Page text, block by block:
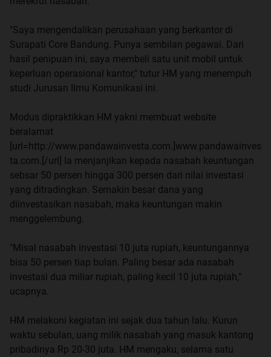
"Saya mengendalikan perusahaan yang berkantor di
Surapati Core Bandung. Punya sembilan pegawai. Dari
hasil penipuan ini, saya membeli satu unit mobil untuk
keperluan operasional kantor," tutur HM yang menempuh
studi Jurusan Ilmu Komunikasi ini.
Modus dipraktikkan HM yakni membuat website
beralamat
[url=http://www.pandawainvesta.com.]www.pandawainves
ta.com.[/url] Ia menjanjikan kepada nasabah keuntungan
sebsar 50 persen hingga 300 persen dari nilai investasi
yang ditradingkan. Semakin besar dana yang
diinvestasikan nasabah, maka keuntungan makin
menggelembung.
"Misal nasabah investasi 10 juta rupiah, keuntungannya
bisa 50 persen tiap bulan. Paling besar ada nasabah
investasi dua miliar rupiah, paling kecil 10 juta rupiah,"
ucapnya.
HM melakoni kegiatan ini sejak dua tahun lalu. Kurun
waktu sebulan, uang milik nasabah yang masuk kantong
pribadinya Rp 20-30 juta. HM mengaku, selama satu